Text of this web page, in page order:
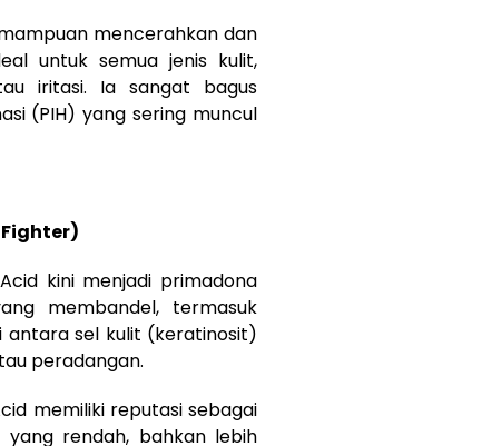
mencerahkan dan
untuk semua jenis kulit,
iritasi. Ia sangat bagus
(PIH) yang sering muncul
kini menjadi primadona
membandel, termasuk
antara sel kulit (keratinosit)
peradangan.
memiliki reputasi sebagai
rendah, bahkan lebih